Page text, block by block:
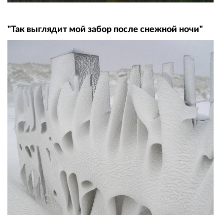
"Так выглядит мой забор после снежной ночи"